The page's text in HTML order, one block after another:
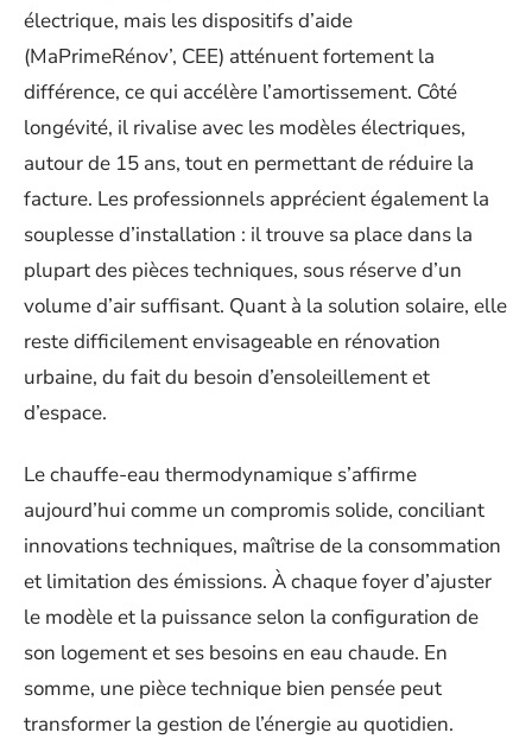
électrique, mais les dispositifs d’aide
(MaPrimeRénov’, CEE) atténuent fortement la
différence, ce qui accélère l’amortissement. Côté
longévité, il rivalise avec les modèles électriques,
autour de 15 ans, tout en permettant de réduire la
facture. Les professionnels apprécient également la
souplesse d’installation : il trouve sa place dans la
plupart des pièces techniques, sous réserve d’un
volume d’air suffisant. Quant à la solution solaire, elle
reste difficilement envisageable en rénovation
urbaine, du fait du besoin d’ensoleillement et
d’espace.
Le chauffe-eau thermodynamique s’affirme
aujourd’hui comme un compromis solide, conciliant
innovations techniques, maîtrise de la consommation
et limitation des émissions. À chaque foyer d’ajuster
le modèle et la puissance selon la configuration de
son logement et ses besoins en eau chaude. En
somme, une pièce technique bien pensée peut
transformer la gestion de l’énergie au quotidien.